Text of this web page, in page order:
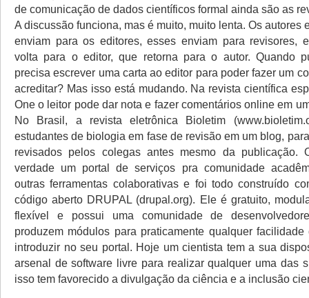
de comunicação de dados científicos formal ainda são as
A discussão funciona, mas é muito, muito lenta. Os autores
enviam para os editores, esses enviam para revisores,
volta para o editor, que retorna para o autor. Quando
precisa escrever uma carta ao editor para poder fazer um
acreditar? Mas isso está mudando. Na revista científica
One o leitor pode dar nota e fazer comentários online em
No Brasil, a revista eletrônica Bioletim
estudantes de biologia em fase de revisão em um blog,
revisados pelos colegas antes mesmo da publicação.
verdade um portal de serviços pra comunidade
outras ferramentas colaborativas e foi todo construído
código aberto DRUPAL (drupal.org). Ele é gratuito,
flexível e possui uma comunidade de
produzem módulos para praticamente qualquer
introduzir no seu portal. Hoje um cientista tem a sua
arsenal de software livre para realizar qualquer uma das
isso tem favorecido a divulgação da ciência e a inclusão